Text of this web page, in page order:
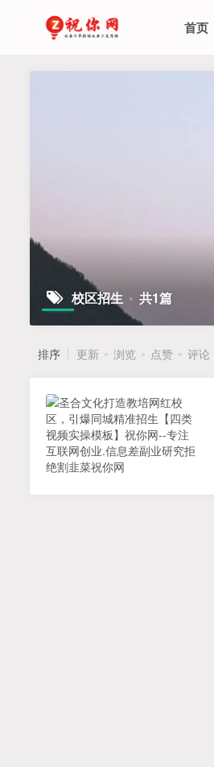
首页
校区招生 共1篇
排序 更新 浏览 点赞 评论